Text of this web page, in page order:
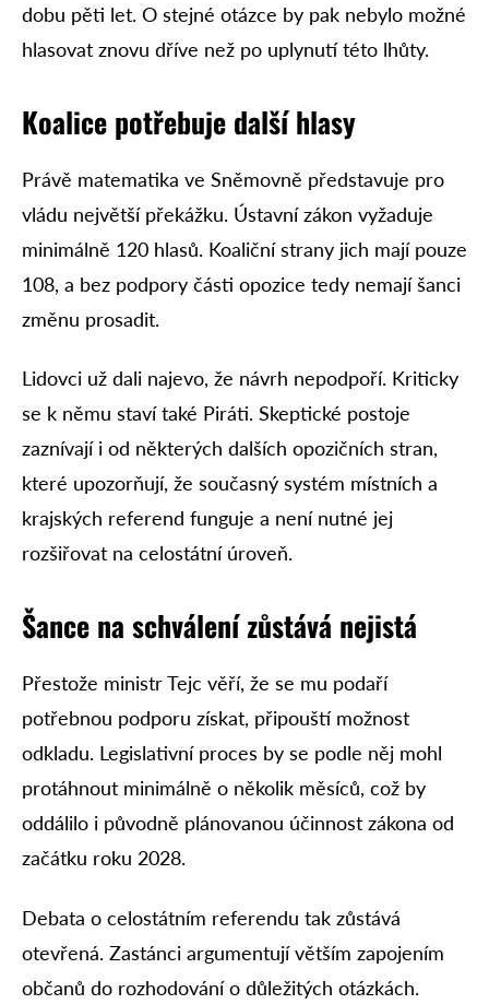
dobu pěti let. O stejné otázce by pak nebylo možné
hlasovat znovu dříve než po uplynutí této lhůty.
Koalice potřebuje další hlasy
Právě matematika ve Sněmovně představuje pro
vládu největší překážku. Ústavní zákon vyžaduje
minimálně 120 hlasů. Koaliční strany jich mají pouze
108, a bez podpory části opozice tedy nemají šanci
změnu prosadit.
Lidovci už dali najevo, že návrh nepodpoří. Kriticky
se k němu staví také Piráti. Skeptické postoje
zaznívají i od některých dalších opozičních stran,
které upozorňují, že současný systém místních a
krajských referend funguje a není nutné jej
rozšiřovat na celostátní úroveň.
Šance na schválení zůstává nejistá
Přestože ministr Tejc věří, že se mu podaří
potřebnou podporu získat, připouští možnost
odkladu. Legislativní proces by se podle něj mohl
protáhnout minimálně o několik měsíců, což by
oddálilo i původně plánovanou účinnost zákona od
začátku roku 2028.
Debata o celostátním referendu tak zůstává
otevřená. Zastánci argumentují větším zapojením
občanů do rozhodování o důležitých otázkách.